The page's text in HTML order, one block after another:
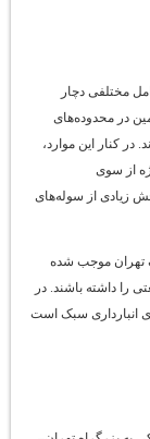
مختلفی دچار
در محدوده‌های
کنار این موارد،
از سوی
زیادی از سوله‌های
موجب شده
داشته باشند. در
انبارداری سبک است